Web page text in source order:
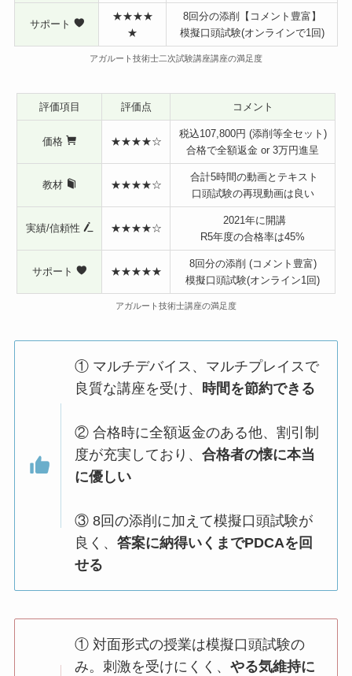
サポート
★★★★
★
8回分の添削【コメント豊富】
模擬口頭試験(オンラインで1回)
アガルート技術士二次試験講座講座の満足度
評価項目 評価点 コメント
価格 ★★★★☆
税込107,800円 (添削等全セット)
合格で全額返金 or 3万円進呈
教材 ★★★★☆
合計5時間の動画とテキスト
口頭試験の再現動画は良い
実績/信頼性 ★★★★☆
2021年に開講
R5年度の合格率は45%
サポート ★★★★★
8回分の添削 (コメント豊富)
模擬口頭試験(オンライン1回)
アガルート技術士講座の満足度
① マルチデバイス、マルチプレイスで
良質な講座を受け、
時間を節約できる
② 合格時に全額返金のある他、割引制
度が充実しており、合格者の懐に本当
に優しい
③ 8回の添削に加えて模擬口頭試験が
良く、答案に納得いくまでPDCAを回
せる
① 対面形式の授業は模擬口頭試験の
み。刺激を受けにくく、やる気維持に